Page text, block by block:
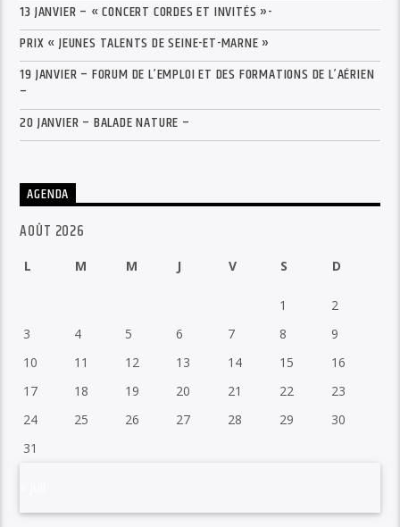
13 JANVIER – « CONCERT CORDES ET INVITÉS »-
PRIX « JEUNES TALENTS DE SEINE-ET-MARNE »
19 JANVIER – FORUM DE L’EMPLOI ET DES FORMATIONS DE L’AÉRIEN
–
20 JANVIER – BALADE NATURE –
AGENDA
AOÛT 2026
L M M J V S D
1
2
3
4 5 6 7 8
9
10
11 12 13 14 15
16
17
18 19 20 21 22
23
24
25 26 27 28 29
30
31